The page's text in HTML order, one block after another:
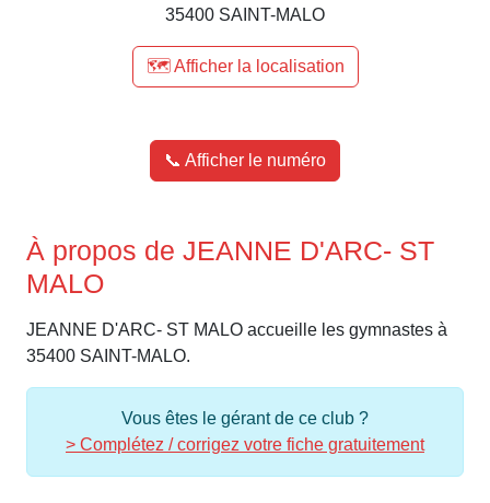
35400 SAINT-MALO
🗺️ Afficher la localisation
📞 Afficher le numéro
À propos de JEANNE D'ARC- ST
MALO
JEANNE D'ARC- ST MALO accueille les gymnastes à
35400 SAINT-MALO.
Vous êtes le gérant de ce club ?
> Complétez / corrigez votre fiche gratuitement